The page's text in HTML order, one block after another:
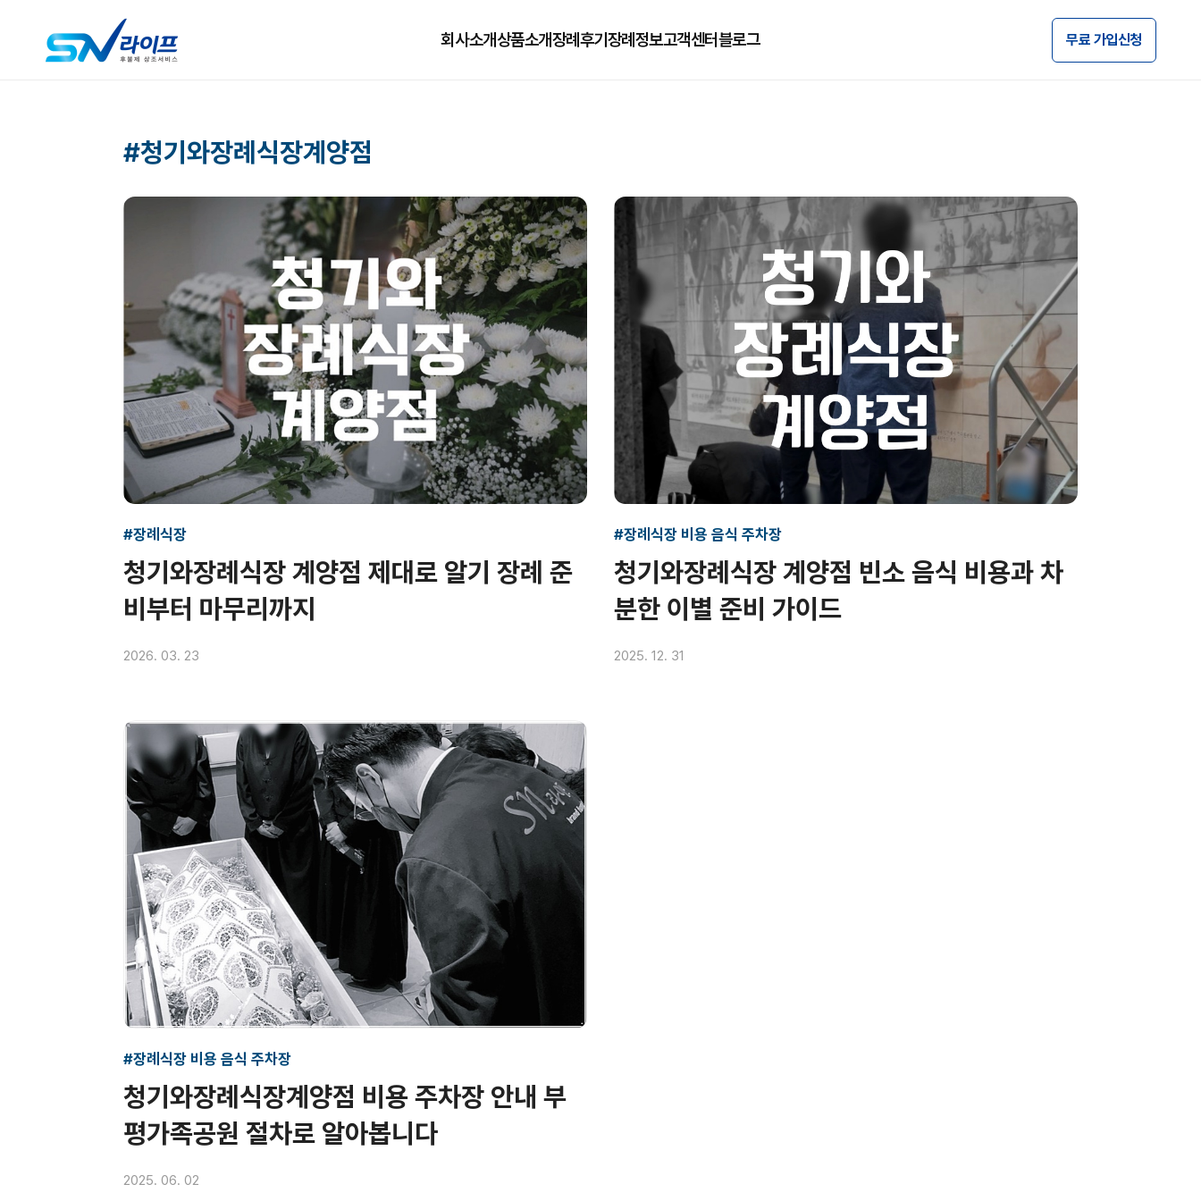
회사소개상품소개
279상품
79상품
장례후기 장례정보고객센터
코로나방역
직원채용공고
블로그 무료 가입신청
#청기와장례식장계양점
#장례식장
청기와장례식장 계양점 제대로 알기 장례 준
비부터 마무리까지
2026. 03. 23
#장례식장 비용 음식 주차장
청기와장례식장 계양점 빈소 음식 비용과 차
분한 이별 준비 가이드
2025. 12. 31
#장례식장 비용 음식 주차장
청기와장례식장계양점 비용 주차장 안내 부
평가족공원 절차로 알아봅니다
2025. 06. 02